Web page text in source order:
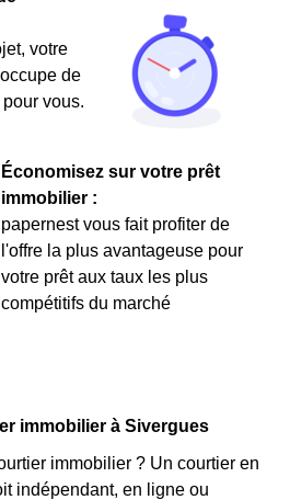
votre
de
vous.
Économisez sur votre prêt
immobilier :
papernest vous fait profiter de
l'offre la plus avantageuse pour
votre prêt aux taux les plus
compétitifs du marché
immobilier à Sivergues
immobilier ? Un courtier en
indépendant, en ligne ou